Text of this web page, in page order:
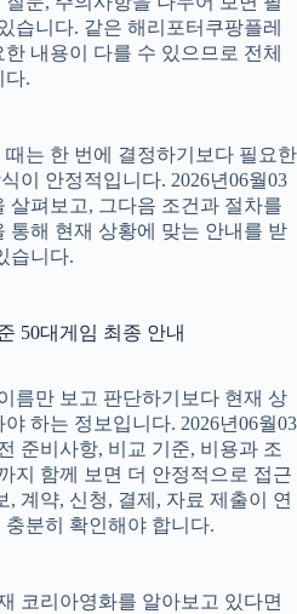
습니다. 같은 해리포터쿠팡플레
내용이 다를 수 있으므로 전체
다.
는 한 번에 결정하기보다 필요한
이 안정적입니다. 2026년06월03
살펴보고, 그다음 조건과 절차를
통해 현재 상황에 맞는 안내를 받
습니다.
50대게임 최종 안내
름만 보고 판단하기보다 현재 상
하는 정보입니다. 2026년06월03
준비사항, 비교 기준, 비용과 조
지 함께 보면 더 안정적으로 접근
계약, 신청, 결제, 자료 제출이 연
분히 확인해야 합니다.
코리아영화를 알아보고 있다면